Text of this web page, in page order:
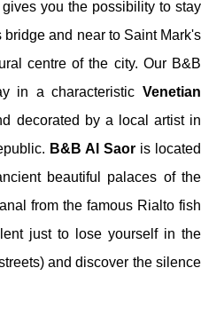
you the possibility to stay
and near to Saint Mark's
centre of the city. Our B&B
in a characteristic Venetian
decorated by a local artist in
B&B Al Saor is located
beautiful palaces of the
from the famous Rialto fish
just to lose yourself in the
and discover the silence